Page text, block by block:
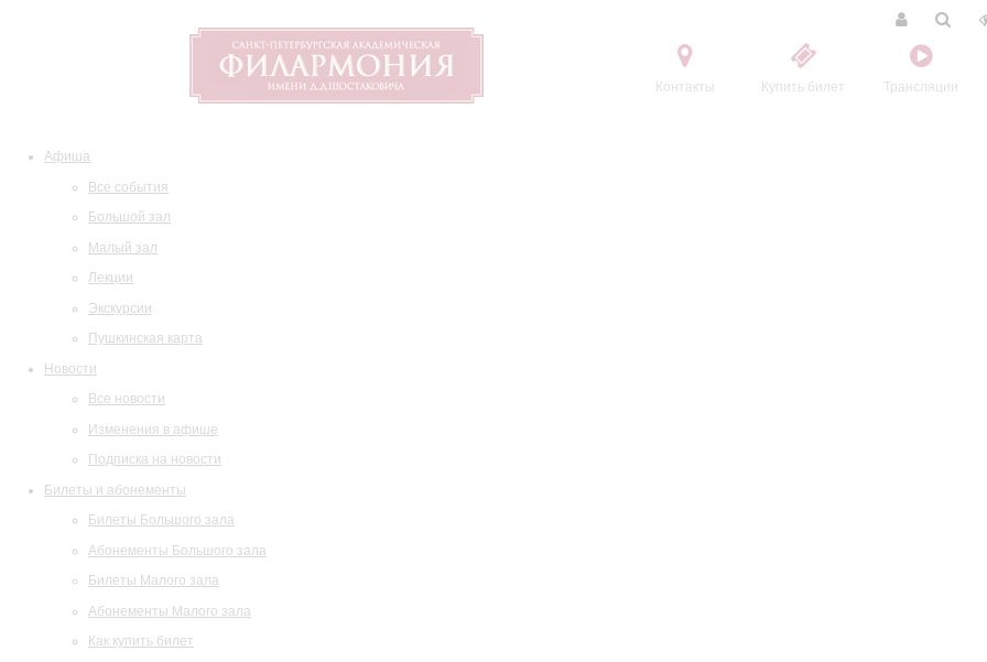
Контакты Купить билет Трансляции
Афиша
Все события
Большой зал
Малый зал
Лекции
Экскурсии
Пушкинская карта
Новости
Все новости
Изменения в афише
Подписка на новости
Билеты и абонементы
Билеты Большого зала
Абонементы Большого зала
Билеты Малого зала
Абонементы Малого зала
Как купить билет